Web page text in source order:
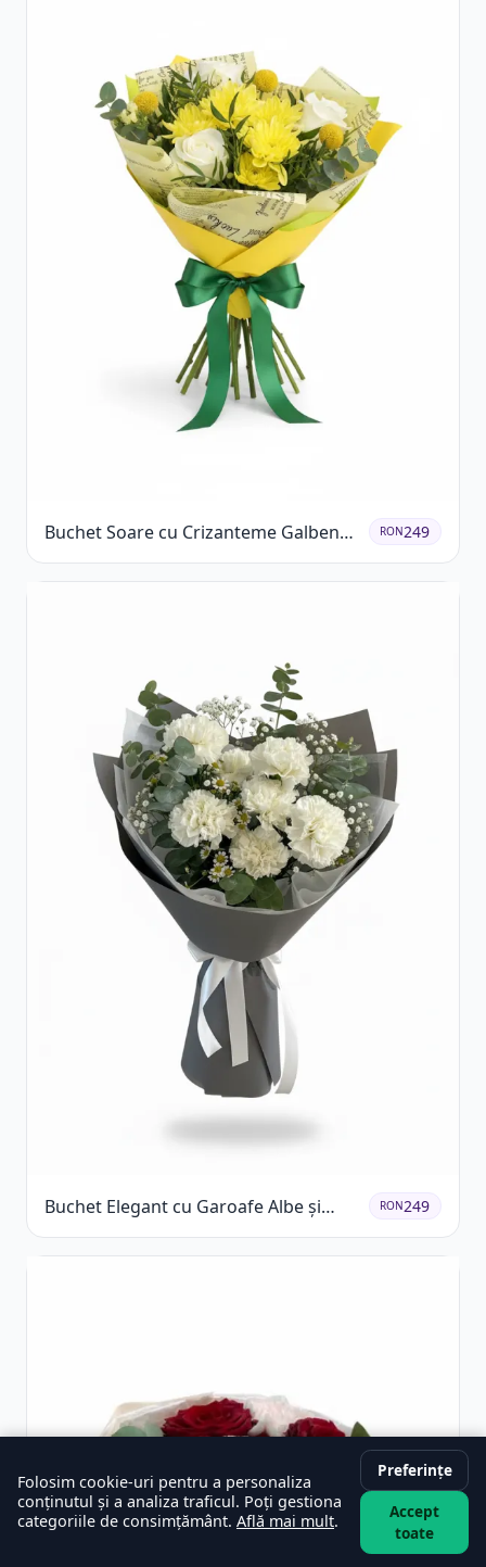
Buchet Soare cu Crizanteme Galbene
și Trandafiri Albi
RON249
Buchet Elegant cu Garoafe Albe și
Eucalipt
RON249
Folosim cookie-uri pentru a personaliza
conținutul și a analiza traficul. Poți gestiona
categoriile de consimțământ. Află mai mult.
Preferințe
Accept
toate